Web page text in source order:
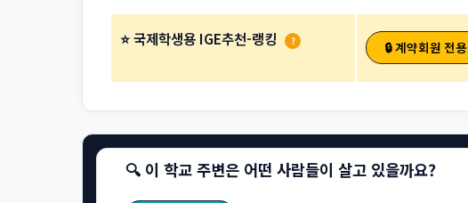
⭐ 국제학생용 IGE추천-랭킹 ? 🔒 계약회원 전용
🔍 이 학교 주변은 어떤 사람들이 살고 있을까요?